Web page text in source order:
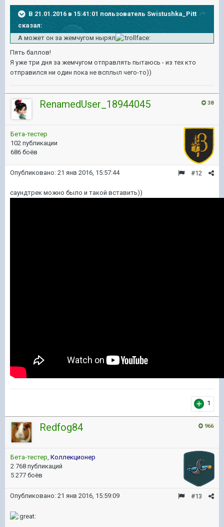
В 21.01.2016 в 15:41:01 пользователь Swistushka_Pitt
сказал:
А может он за жемчугом нырял
Пять баллов!
Я уже три дня за жемчугом отправлять пытаюсь - из тех кто
отправился ни один пока не всплыл чего-то))
38
RenamedUser_18944045
Бета-тестер
102 публикации
686 боёв
#12
Опубликовано: 21 янв 2016, 15:57:44
саундтрек можно было и такой вставить))
1
966
Redfog84
Бета-тестер, Коллекционер
2 768 публикаций
5 277 боёв
#13
Опубликовано: 21 янв 2016, 15:59:09